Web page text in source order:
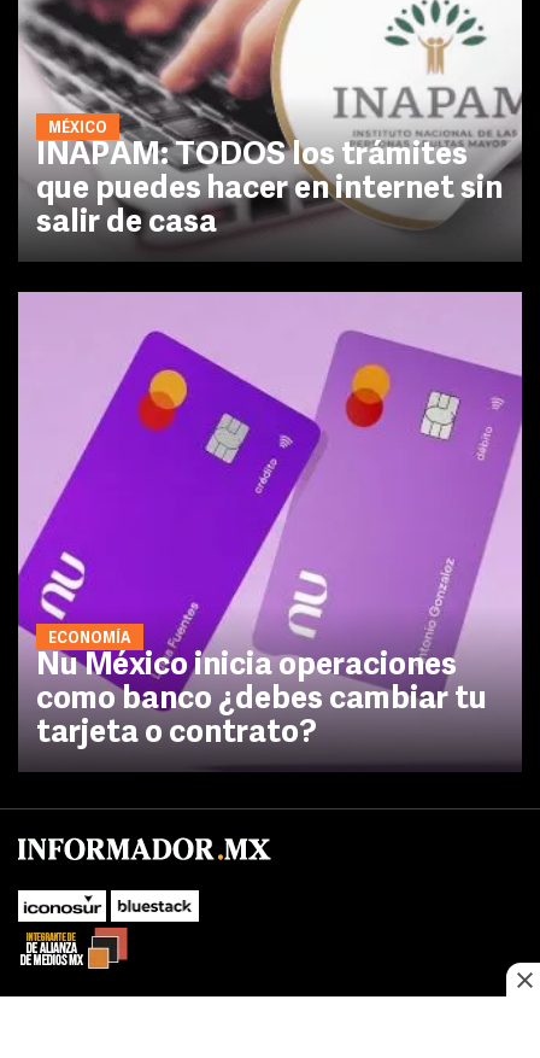
MÉXICO
INAPAM: TODOS los trámites
que puedes hacer en internet sin
salir de casa
ECONOMÍA
Nu México inicia operaciones
como banco ¿debes cambiar tu
tarjeta o contrato?